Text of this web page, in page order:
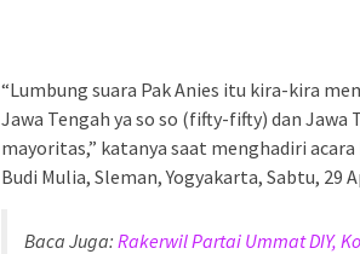
“Lumbung suara Pak Anies itu kira-kira
Jawa Tengah ya so so (fifty-fifty) dan
mayoritas,” katanya saat menghadiri
Budi Mulia, Sleman, Yogyakarta, Sabtu, 29
Baca Juga: Rakerwil Partai Ummat DIY,